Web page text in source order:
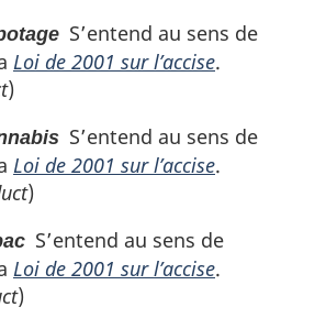
S’entend au sens de
Loi de 2001 sur l’accise.
)
S’entend au sens de
Loi de 2001 sur l’accise.
)
S’entend au sens de
Loi de 2001 sur l’accise.
)